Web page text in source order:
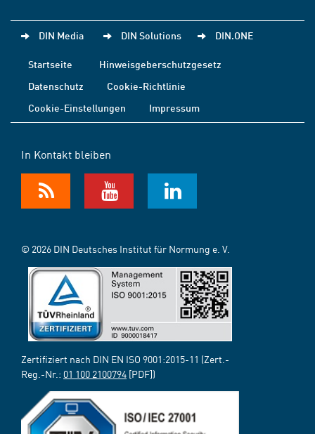
DIN Media DIN Solutions DIN.ONE
Startseite
Hinweisgeberschutzgesetz
Datenschutz
Cookie-Richtlinie
Cookie-Einstellungen
Impressum
In Kontakt bleiben
© 2026 DIN Deutsches Institut für Normung e. V.
Zertifiziert nach DIN EN ISO 9001:2015-11 (Zert.-
Reg.-Nr.: 01 100 2100794 [PDF])